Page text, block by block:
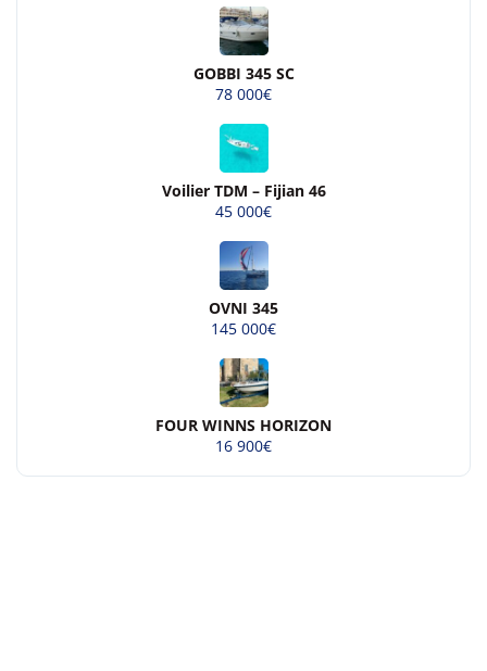
GOBBI 345 SC
78 000€
Voilier TDM – Fijian 46
45 000€
OVNI 345
145 000€
FOUR WINNS HORIZON
16 900€